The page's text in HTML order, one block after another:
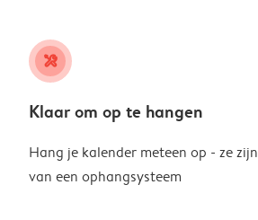
tools
Klaar om op te hangen
Hang je kalender meteen op - ze
van een ophangsysteem